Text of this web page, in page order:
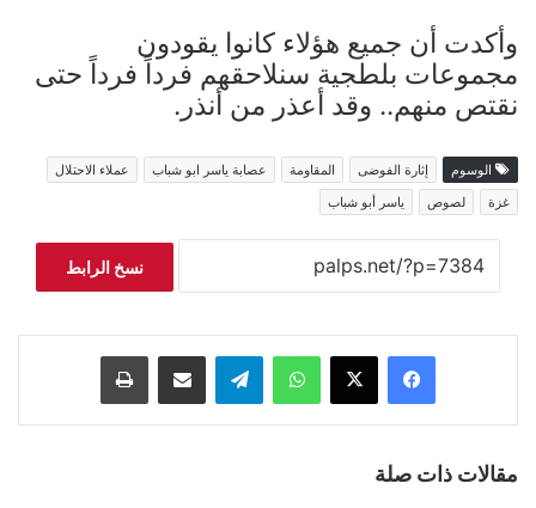
وأكدت أن جميع هؤلاء كانوا يقودون
مجموعات بلطجية سنلاحقهم فرداً فرداً حتى
نقتص منهم.. وقد أعذر من أنذر.
الوسوم إثارة الفوضى المقاومة عصابة ياسر ابو شباب
عملاء الاحتلال
غزة
لصوص ياسر أبو شباب
نسخ الرابط
فيسبوك ‫X واتساب تيلقرام مشاركة عبر البريد طباعة
مقالات ذات صلة